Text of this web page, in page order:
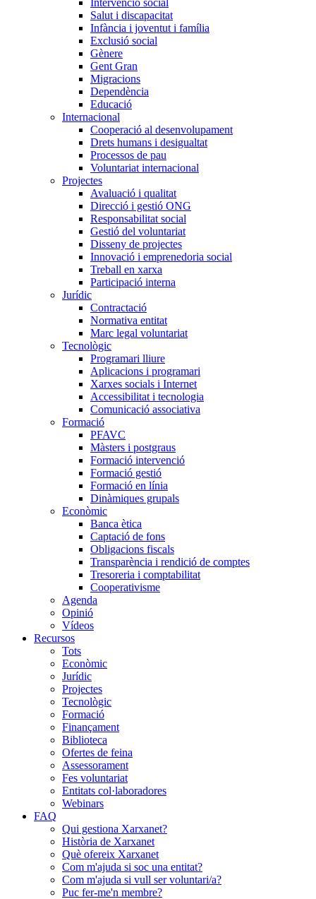
Intervenció social
Salut i discapacitat
Infància i joventut i família
Exclusió social
Gènere
Gent Gran
Migracions
Dependència
Educació
Internacional
Cooperació al desenvolupament
Drets humans i desigualtat
Processos de pau
Voluntariat internacional
Projectes
Avaluació i qualitat
Direcció i gestió ONG
Responsabilitat social
Gestió del voluntariat
Disseny de projectes
Innovació i emprenedoria social
Treball en xarxa
Participació interna
Jurídic
Contractació
Normativa entitat
Marc legal voluntariat
Tecnològic
Programari lliure
Aplicacions i programari
Xarxes socials i Internet
Accessibilitat i tecnologia
Comunicació associativa
Formació
PFAVC
Màsters i postgraus
Formació intervenció
Formació gestió
Formació en línia
Dinàmiques grupals
Econòmic
Banca ètica
Captació de fons
Obligacions fiscals
Transparència i rendició de comptes
Tresoreria i comptabilitat
Cooperativisme
Agenda
Opinió
Vídeos
Recursos
Tots
Econòmic
Jurídic
Projectes
Tecnològic
Formació
Finançament
Biblioteca
Ofertes de feina
Assessorament
Fes voluntariat
Entitats col·laboradores
Webinars
FAQ
Qui gestiona Xarxanet?
Història de Xarxanet
Què ofereix Xarxanet
Com m'ajuda si soc una entitat?
Com m'ajuda si vull ser voluntari/a?
Puc fer-me'n membre?